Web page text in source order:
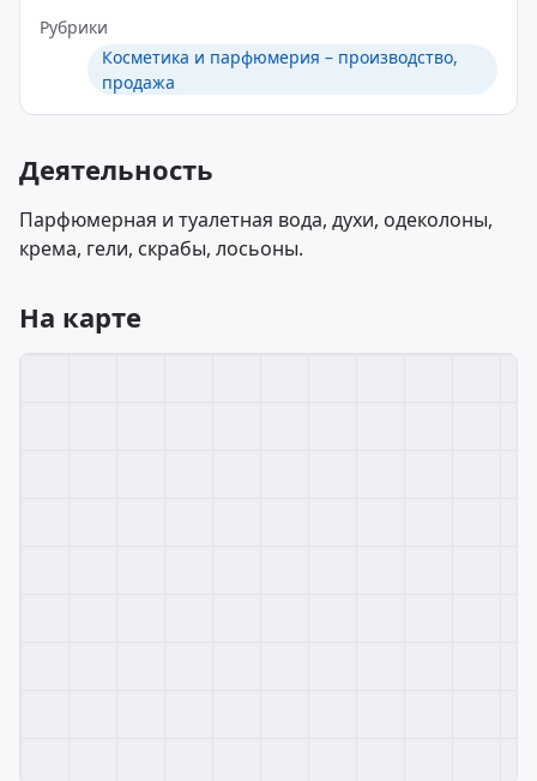
Рубрики
Косметика и парфюмерия – производство,
продажа
Деятельность
Парфюмерная и туалетная вода, духи, одеколоны,
крема, гели, скрабы, лосьоны.
На карте